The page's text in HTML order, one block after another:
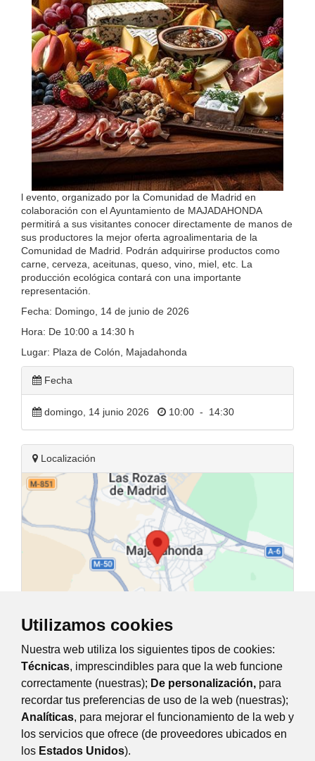
Utilizamos cookies
Nuestra web utiliza los siguientes tipos de cookies:
Técnicas, imprescindibles para que la web funcione
correctamente (nuestras); De personalización, para
recordar tus preferencias de uso de la web (nuestras);
Analíticas, para mejorar el funcionamiento de la web y
los servicios que ofrece (de proveedores ubicados en
los Estados Unidos).
l evento, organizado por la Comunidad de Madrid en
colaboración con el Ayuntamiento de MAJADAHONDA
permitirá a sus visitantes conocer directamente de manos de
sus productores la mejor oferta agroalimentaria de la
Comunidad de Madrid. Podrán adquirirse productos como
carne, cerveza, aceitunas, queso, vino, miel, etc. La
producción ecológica contará con una importante
representación.
Fecha: Domingo, 14 de junio de 2026
Hora: De 10:00 a 14:30 h
Lugar: Plaza de Colón, Majadahonda
Fecha
domingo, 14 junio 2026 10:00 - 14:30
Localización
Plaza de Cristobal Colón, Majadahonda
Plaza de Colón, Majadahonda